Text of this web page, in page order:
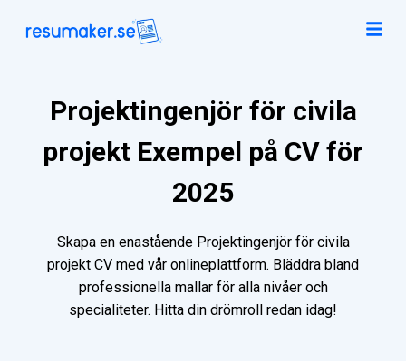
Projektingenjör för civila
projekt Exempel på CV för
2025
Skapa en enastående Projektingenjör för civila
projekt CV med vår onlineplattform. Bläddra bland
professionella mallar för alla nivåer och
specialiteter. Hitta din drömroll redan idag!